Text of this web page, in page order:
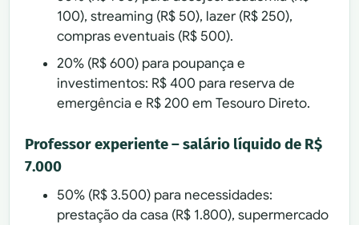
100), streaming (R$ 50), lazer (R$ 250),
compras eventuais (R$ 500).
20% (R$ 600) para poupança e
investimentos: R$ 400 para reserva de
emergência e R$ 200 em Tesouro Direto.
Professor experiente – salário líquido de R$
7.000
50% (R$ 3.500) para necessidades:
prestação da casa (R$ 1.800), supermercado